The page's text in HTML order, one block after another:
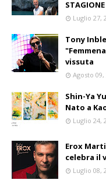
STAGIONE
Luglio 27,
Tony
vissuta
Agosto 09,
Shin-Ya
Nato a
Luglio 24,
Erox
celebra il
Luglio 08,